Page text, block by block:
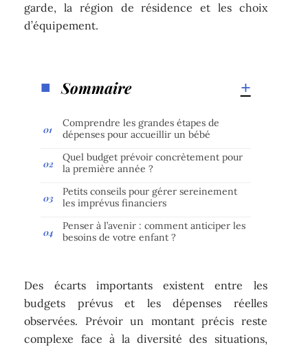
garde, la région de résidence et les choix
d’équipement.
Sommaire
Comprendre les grandes étapes de
dépenses pour accueillir un bébé
Quel budget prévoir concrètement pour
la première année ?
Petits conseils pour gérer sereinement
les imprévus financiers
Penser à l’avenir : comment anticiper les
besoins de votre enfant ?
Des écarts importants existent entre les
budgets prévus et les dépenses réelles
observées. Prévoir un montant précis reste
complexe face à la diversité des situations,